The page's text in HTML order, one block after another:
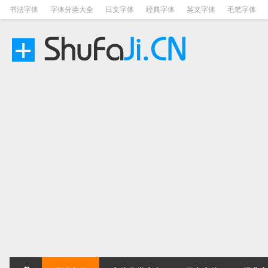
书法字体 字体分类大全 日文字体 经典字体 英文字体 毛笔字体